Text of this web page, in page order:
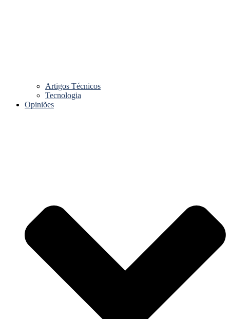
Artigos Técnicos
Tecnologia
Opiniões